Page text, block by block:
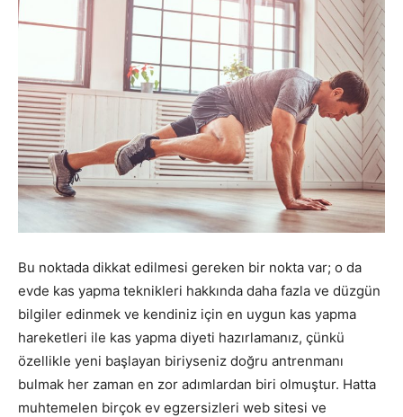
Bu noktada dikkat edilmesi gereken bir nokta var; o da
evde kas yapma teknikleri hakkında daha fazla ve düzgün
bilgiler edinmek ve kendiniz için en uygun kas yapma
hareketleri ile kas yapma diyeti hazırlamanız, çünkü
özellikle yeni başlayan biriyseniz doğru antrenmanı
bulmak her zaman en zor adımlardan biri olmuştur. Hatta
muhtemelen birçok ev egzersizleri web sitesi ve